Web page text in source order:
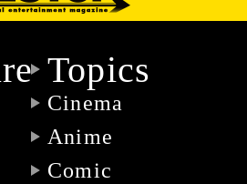
Topics
Cinema
Anime
Comic